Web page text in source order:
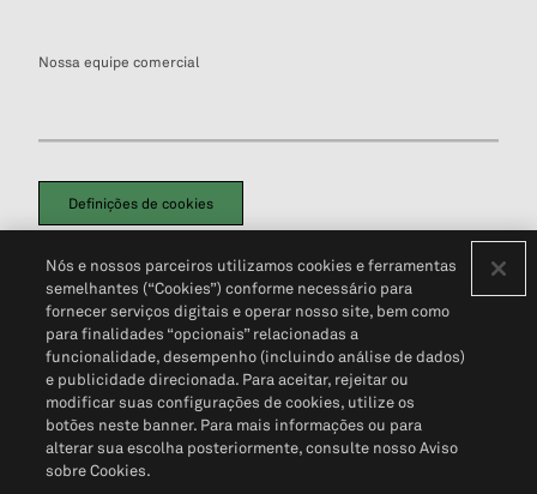
Nossa equipe comercial
Definições de cookies
Política de PrivacidadePortal de privacidade do cliente (em inglês)
Não Venda Minhas Informações Pessoais© 2026 S&P Global
Nós e nossos parceiros utilizamos cookies e ferramentas
semelhantes (“Cookies”) conforme necessário para
fornecer serviços digitais e operar nosso site, bem como
para finalidades “opcionais” relacionadas a
funcionalidade, desempenho (incluindo análise de dados)
e publicidade direcionada. Para aceitar, rejeitar ou
modificar suas configurações de cookies, utilize os
botões neste banner. Para mais informações ou para
alterar sua escolha posteriormente, consulte nosso Aviso
sobre Cookies.